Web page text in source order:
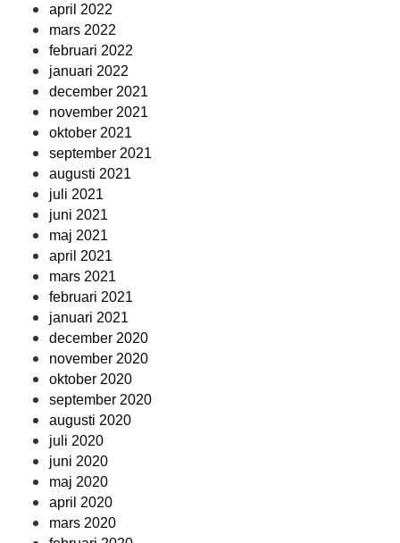
april 2022
mars 2022
februari 2022
januari 2022
december 2021
november 2021
oktober 2021
september 2021
augusti 2021
juli 2021
juni 2021
maj 2021
april 2021
mars 2021
februari 2021
januari 2021
december 2020
november 2020
oktober 2020
september 2020
augusti 2020
juli 2020
juni 2020
maj 2020
april 2020
mars 2020